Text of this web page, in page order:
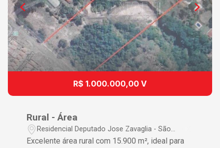
R$ 1.000.000,00 V
Rural - Área
Residencial Deputado Jose Zavaglia - São
Carlos/SP
Excelente área rural com 15.900 m², ideal para